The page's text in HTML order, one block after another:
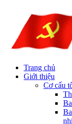
Trang chủ
Giới thiệu
Cơ cấu